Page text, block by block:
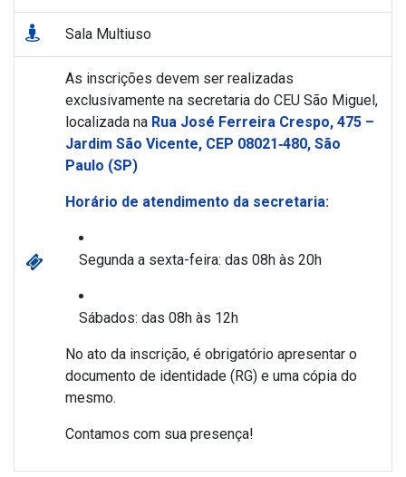
Sala Multiuso
As inscrições devem ser realizadas
exclusivamente na secretaria do CEU São Miguel,
localizada na Rua José Ferreira Crespo, 475 –
Jardim São Vicente, CEP 08021‑480, São
Paulo (SP)
Horário de atendimento da secretaria:
Segunda a sexta-feira: das 08h às 20h
Sábados: das 08h às 12h
No ato da inscrição, é obrigatório apresentar o
documento de identidade (RG) e uma cópia do
mesmo.
Contamos com sua presença!